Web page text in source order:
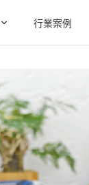
行業案例